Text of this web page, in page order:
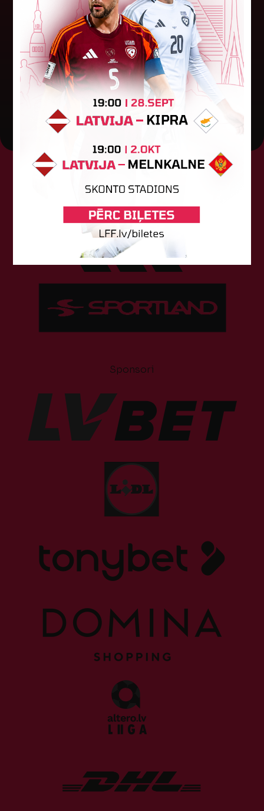
Ceturtdienas vakarā savas spēles UEFA
Konferences līgas kvalifikācijas trešajā kārtā
aizvadīja divi Latvijas klubi. FC RFS izbraukumā ar
0:2 zaudēja Čehijas "Jablonec"...
06. augusts 2026.
Tehniskais sponsors
Sponsori